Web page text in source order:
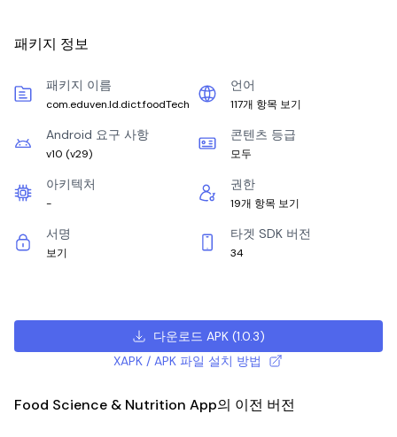
패키지 정보
패키지 이름
com.eduven.ld.dict.foodTech
언어
117개 항목 보기
Android 요구 사항
v10 (v29)
콘텐츠 등급
모두
아키텍처
-
권한
19개 항목 보기
서명
보기
타겟 SDK 버전
34
다운로드 APK(1.0.3)
XAPK / APK 파일 설치 방법
Food Science & Nutrition App의 이전 버전